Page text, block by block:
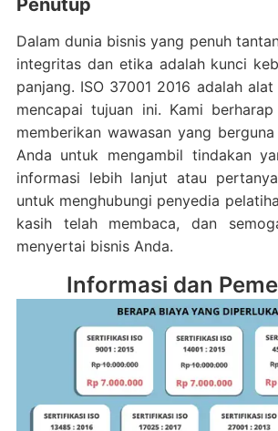
Penutup
Dalam dunia bisnis yang penuh
integritas dan etika adalah kunci
panjang. ISO 37001 2016 adalah
mencapai tujuan ini. Kami
memberikan wawasan yang
Anda untuk mengambil tindakan
informasi lebih lanjut atau
untuk menghubungi penyedia
kasih telah membaca, dan
menyertai bisnis Anda.
Informasi dan